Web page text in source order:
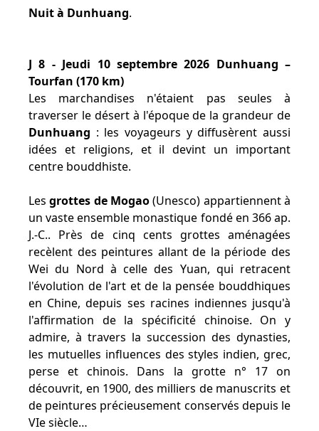
Nuit à Dunhuang.
J 8 - Jeudi 10 septembre 2026 Dunhuang –
Tourfan (170 km)
Les marchandises n'étaient pas seules à
traverser le désert à l'époque de la grandeur de
Dunhuang : les voyageurs y diffusèrent aussi
idées et religions, et il devint un important
centre bouddhiste.
Lesgrottes de Mogao(Unesco) appartiennent à
un vaste ensemble monastique fondé en 366 ap.
J.-C.. Près de cinq cents grottes aménagées
recèlent des peintures allant de la période des
Wei du Nord à celle des Yuan, qui retracent
l'évolution de l'art et de la pensée bouddhiques
en Chine, depuis ses racines indiennes jusqu'à
l'affirmation de la spécificité chinoise. On y
admire, à travers la succession des dynasties,
les mutuelles influences des styles indien, grec,
perse et chinois. Dans la grotte n° 17 on
découvrit, en 1900, des milliers de manuscrits et
de peintures précieusement conservés depuis le
VIe siècle…